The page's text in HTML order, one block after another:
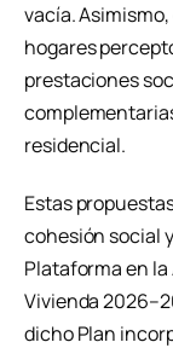
vacía.
hogares
prestaciones
residencial.
Estas
cohesión social
Plataforma en
Vivienda
dicho Plan